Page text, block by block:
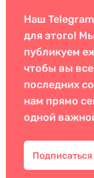
Наш
для этого!
публикуем
чтобы вы
последних
нам прямо
одной